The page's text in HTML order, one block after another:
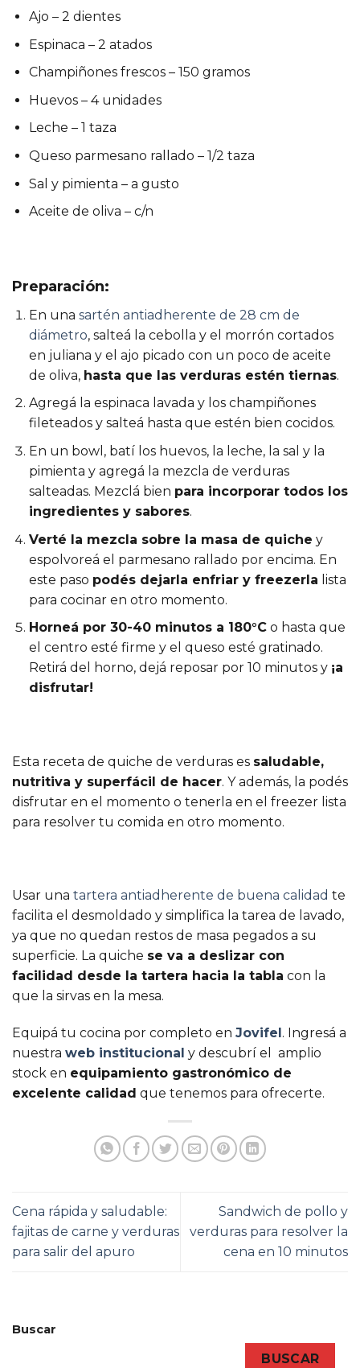
Ajo – 2 dientes
Espinaca – 2 atados
Champiñones frescos – 150 gramos
Huevos – 4 unidades
Leche – 1 taza
Queso parmesano rallado – 1/2 taza
Sal y pimienta – a gusto
Aceite de oliva – c/n
Preparación:
En una sartén antiadherente de 28 cm de
diámetro, salteá la cebolla y el morrón cortados
en juliana y el ajo picado con un poco de aceite
de oliva, hasta que las verduras estén tiernas.
Agregá la espinaca lavada y los champiñones
fileteados y salteá hasta que estén bien cocidos.
En un bowl, batí los huevos, la leche, la sal y la
pimienta y agregá la mezcla de verduras
salteadas. Mezclá bien para incorporar todos los
ingredientes y sabores.
Verté la mezcla sobre la masa de quiche y
espolvoreá el parmesano rallado por encima. En
este paso podés dejarla enfriar y freezerla lista
para cocinar en otro momento.
Horneá por 30-40 minutos a 180°Co hasta que
el centro esté firme y el queso esté gratinado.
Retirá del horno, dejá reposar por 10 minutos y ¡a
disfrutar!
Esta receta de quiche de verduras es saludable,
nutritiva y superfácil de hacer. Y además, la podés
disfrutar en el momento o tenerla en el freezer lista
para resolver tu comida en otro momento.
Usar una tartera antiadherente de buena calidad te
facilita el desmoldado y simplifica la tarea de lavado,
ya que no quedan restos de masa pegados a su
superficie. La quiche se va a deslizar con
facilidad desde la tartera hacia la tabla con la
que la sirvas en la mesa.
Equipá tu cocina por completo en Jovifel . Ingresá a
nuestra web institucional y descubrí el amplio
stock en equipamiento gastronómico de
excelente calidad que tenemos para ofrecerte.
Cena rápida y saludable:
fajitas de carne y verduras
para salir del apuro
Sandwich de pollo y
verduras para resolver la
cena en 10 minutos
Buscar
BUSCAR